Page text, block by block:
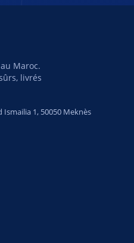
Maroc.
livrés
Ismailia 1, 50050 Meknès